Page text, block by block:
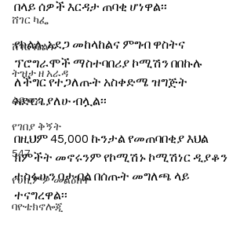
ሸገር ካፌ
ሸገር ሼልፍ
ትዝታ ዘ አራዳ
ልዩ ወሬ
የገበያ ቅኝት
547
የሀኪምዎ መልዕክት
ባዮቴክኖሎጂ
በላይ ሰዎች እርዳታ ጠባቂ ሆነዋል፡፡
የክልሉ አደጋ መከላከልና ምግብ ዋስትና
ፕሮግራሞች ማስተባበሪያ ኮሚሽን በበኩሉ
ለችግር የተጋለጡት አስቀድሜ ዝግጅት
አድርጌያለሁ ብሏል፡፡
በዚህም 45,000 ኩንታል የመጠባበቂያ እህል
ክምችት መኖሩንም የኮሚሽኑ ኮሚሽነር ዲያቆን
ተስፋሁን ባታብል በሰጡት መግለጫ ላይ
ተናግረዋል፡፡